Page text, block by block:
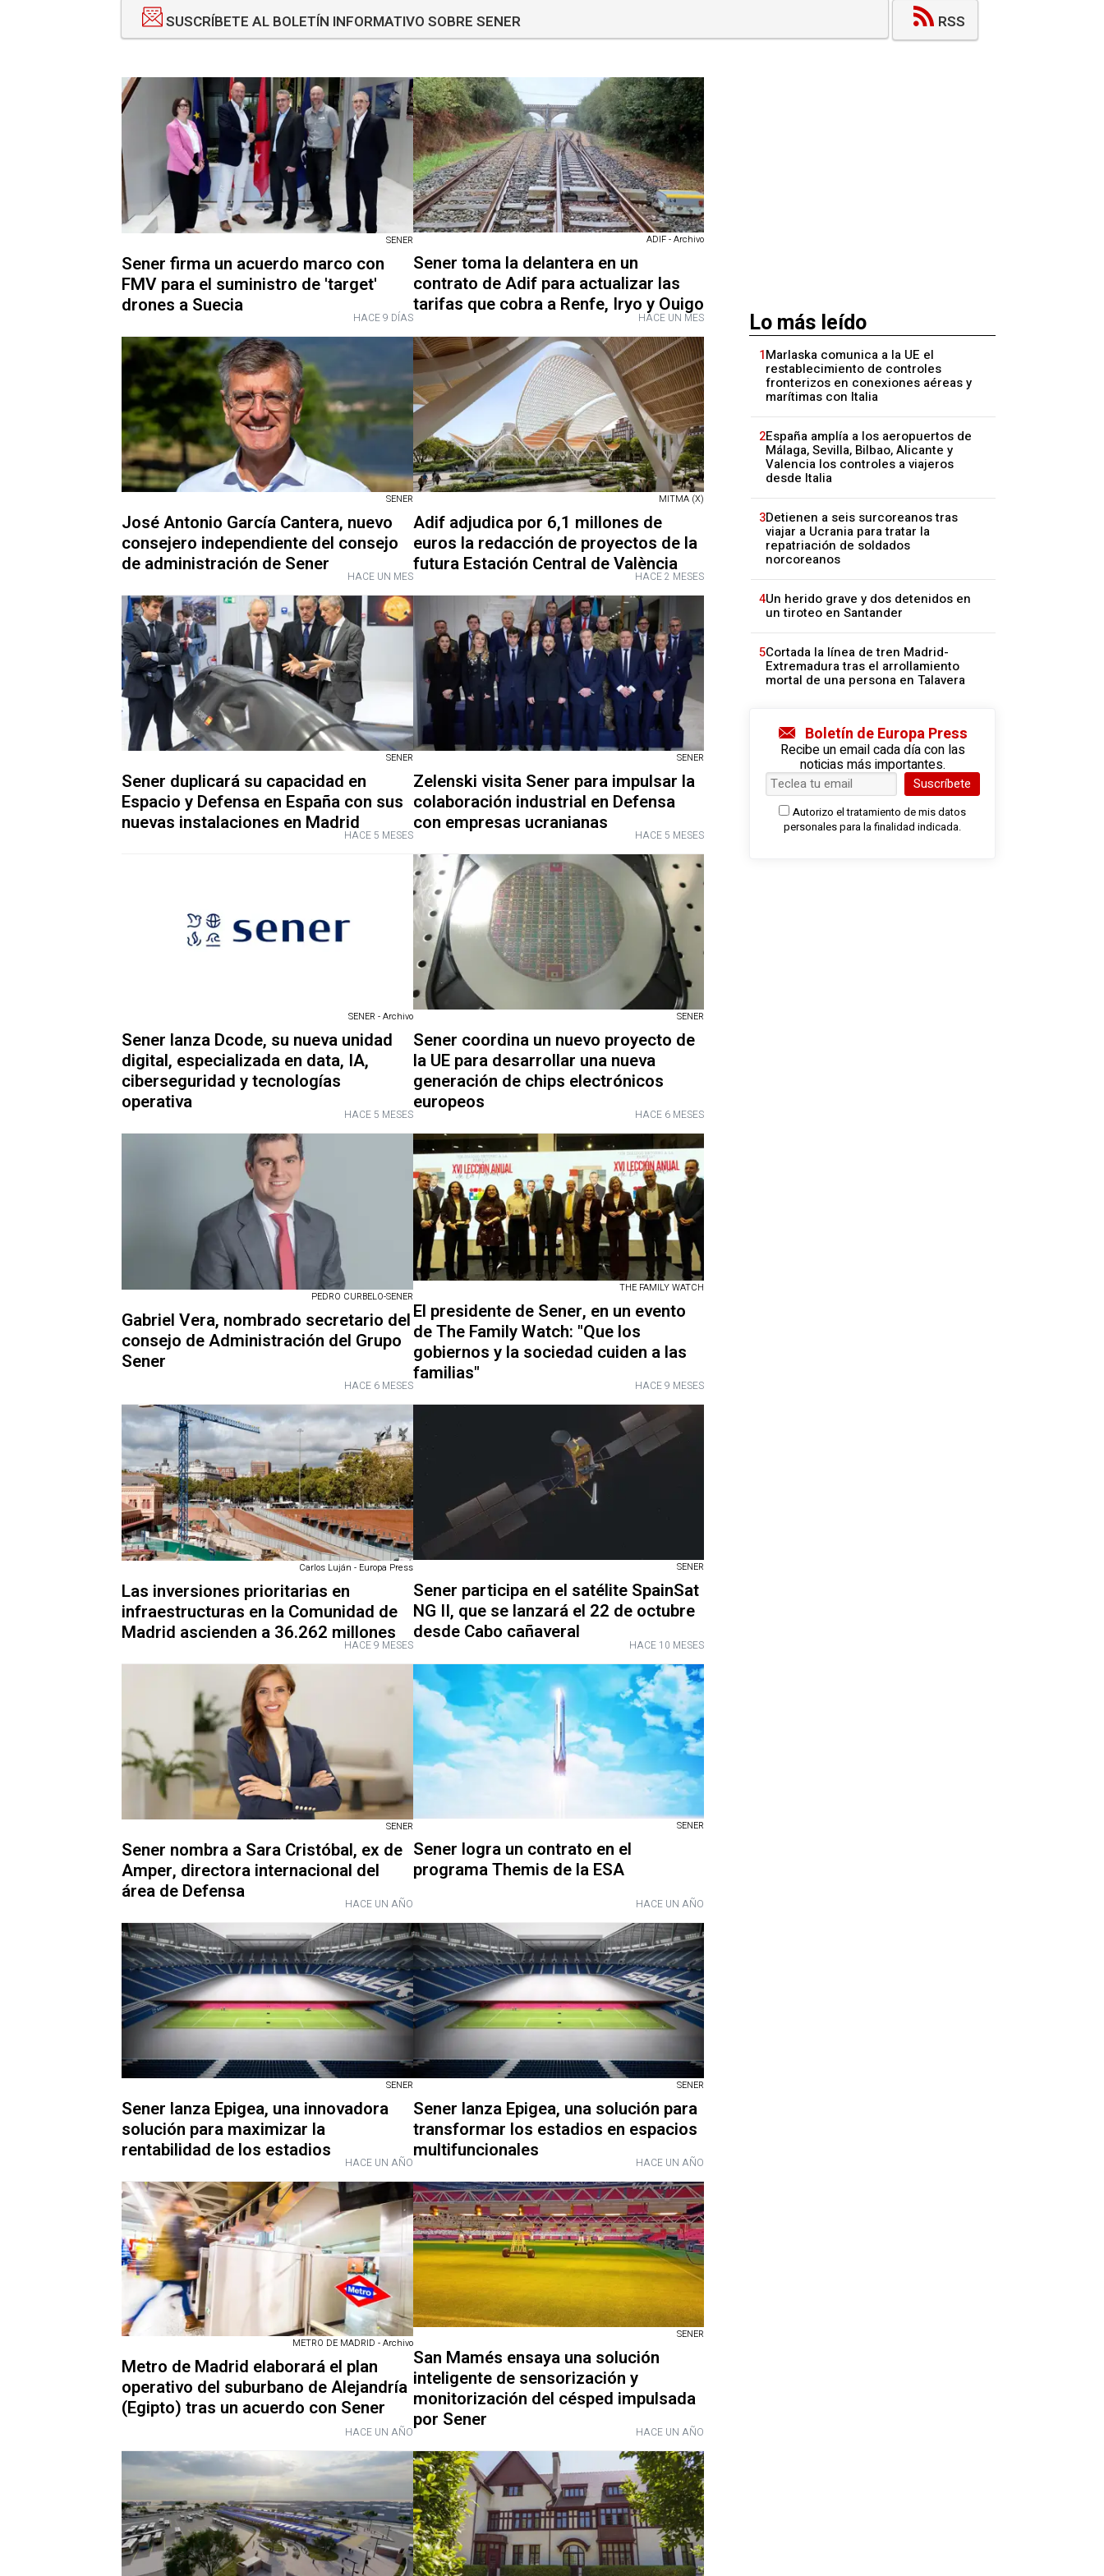
SUSCRÍBETE AL BOLETÍN INFORMATIVO SOBRE SENER RSS
SENER
Sener firma un acuerdo marco con
FMV para el suministro de 'target'
drones a Suecia
HACE 9 DÍAS
ADIF - Archivo
Sener toma la delantera en un
contrato de Adif para actualizar las
tarifas que cobra a Renfe, Iryo y Ouigo
HACE UN MES
SENER
José Antonio García Cantera, nuevo
consejero independiente del consejo
de administración de Sener
HACE UN MES
MITMA (X)
Adif adjudica por 6,1 millones de
euros la redacción de proyectos de la
futura Estación Central de València
HACE 2 MESES
SENER
Sener duplicará su capacidad en
Espacio y Defensa en España con sus
nuevas instalaciones en MadridHACE 5 MESES
SENER
Zelenski visita Sener para impulsar la
colaboración industrial en Defensa
con empresas ucranianas
HACE 5 MESES
SENER - Archivo
Sener lanza Dcode, su nueva unidad
digital, especializada en data, IA,
ciberseguridad y tecnologías
operativa
HACE 5 MESES
SENER
Sener coordina un nuevo proyecto de
la UE para desarrollar una nueva
generación de chips electrónicos
europeos
HACE 6 MESES
PEDRO CURBELO-SENER
Gabriel Vera, nombrado secretario del
consejo de Administración del Grupo
Sener
HACE 6 MESES
THE FAMILY WATCH
El presidente de Sener, en un evento
de The Family Watch: "Que los
gobiernos y la sociedad cuiden a las
familias"
HACE 9 MESES
Carlos Luján - Europa Press
Las inversiones prioritarias en
infraestructuras en la Comunidad de
Madrid ascienden a 36.262 millones
HACE 9 MESES
SENER
Sener participa en el satélite SpainSat
NG II, que se lanzará el 22 de octubre
desde Cabo cañaveral
HACE 10 MESES
SENER
Sener nombra a Sara Cristóbal, ex de
Amper, directora internacional del
área de Defensa
HACE UN AÑO
SENER
Sener logra un contrato en el
programa Themis de la ESA
HACE UN AÑO
SENER
Sener lanza Epigea, una innovadora
solución para maximizar la
rentabilidad de los estadios
HACE UN AÑO
SENER
Sener lanza Epigea, una solución para
transformar los estadios en espacios
multifuncionales
HACE UN AÑO
METRO DE MADRID - Archivo
Metro de Madrid elaborará el plan
operativo del suburbano de Alejandría
(Egipto) tras un acuerdo con Sener
HACE UN AÑO
SENER
San Mamés ensaya una solución
inteligente de sensorización y
monitorización del césped impulsada
por Sener
HACE UN AÑO
Lo más leído
1Marlaska comunica a la UE el
restablecimiento de controles
fronterizos en conexiones aéreas y
marítimas con Italia
2España amplía a los aeropuertos de
Málaga, Sevilla, Bilbao, Alicante y
Valencia los controles a viajeros
desde Italia
3Detienen a seis surcoreanos tras
viajar a Ucrania para tratar la
repatriación de soldados
norcoreanos
4Un herido grave y dos detenidos en
un tiroteo en Santander
5Cortada la línea de tren Madrid-
Extremadura tras el arrollamiento
mortal de una persona en Talavera
Boletín de Europa Press
Recibe un email cada día con las
noticias más importantes.
Suscríbete
Autorizo el tratamiento de mis datos
personales para la finalidad indicada.